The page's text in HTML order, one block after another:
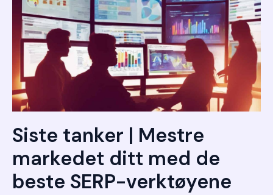
Siste tanker | Mestre
markedet ditt med de
beste SERP-verktøyene